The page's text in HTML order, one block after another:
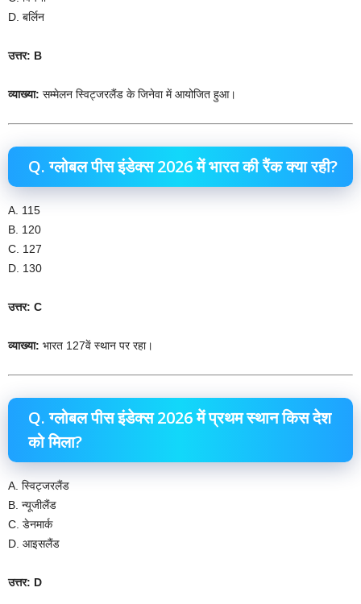
D. बर्लिन
उत्तर: B
व्याख्या: सम्मेलन स्विट्जरलैंड के जिनेवा में आयोजित हुआ।
Q. ग्लोबल पीस इंडेक्स 2026 में भारत की रैंक क्या रही?
A. 115
B. 120
C. 127
D. 130
उत्तर: C
व्याख्या: भारत 127वें स्थान पर रहा।
Q. ग्लोबल पीस इंडेक्स 2026 में प्रथम स्थान किस देश
को मिला?
A. स्विट्जरलैंड
B. न्यूजीलैंड
C. डेनमार्क
D. आइसलैंड
उत्तर: D